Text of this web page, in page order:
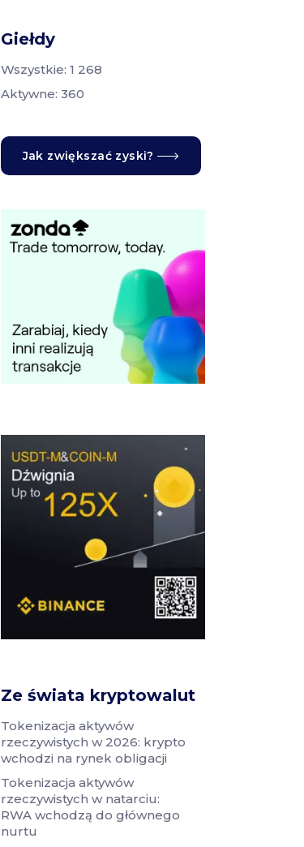
Giełdy
Wszystkie: 1 268
Aktywne: 360
Jak zwiększać zyski?
Ze świata kryptowalut
Tokenizacja aktywów
rzeczywistych w 2026: krypto
wchodzi na rynek obligacji
Tokenizacja aktywów
rzeczywistych w natarciu:
RWA wchodzą do głównego
nurtu